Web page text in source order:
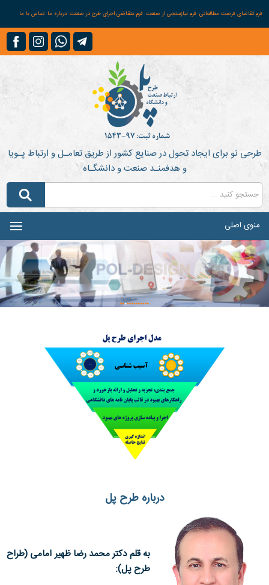
فرم تقاضای فرصت مطالعاتی فرم نیازسنجی از صنعت فرم متقاضی اجرای طرح در صنعت درباره ما تماس با ما
طرحی نو برای ایجاد تحول در صنایع کشور از طریق تعامـل و ارتباط پـویا
و هدفمنـد صنعت و دانشگـاه
منوی اصلی
درباره طرح پل
به قلم دكتر محمد رضا ظهیر امامی (طراح
طرح پل):